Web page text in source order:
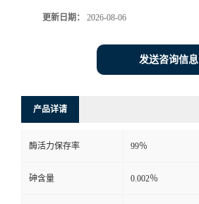
更新日期： 2026-08-06
发送咨询信息
产品详请
酶活力保存率 99％
砷含量 0.002％